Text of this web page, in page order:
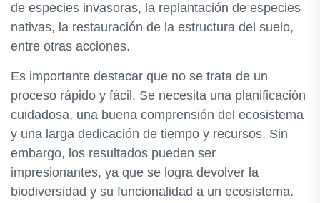
de especies invasoras, la replantación de especies
nativas, la restauración de la estructura del suelo,
entre otras acciones.
Es importante destacar que no se trata de un
proceso rápido y fácil. Se necesita una planificación
cuidadosa, una buena comprensión del ecosistema
y una larga dedicación de tiempo y recursos. Sin
embargo, los resultados pueden ser
impresionantes, ya que se logra devolver la
biodiversidad y su funcionalidad a un ecosistema.